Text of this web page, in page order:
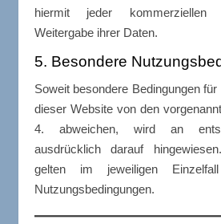
hiermit jeder kommerziellen
Weitergabe ihrer Daten.
5. Besondere
Soweit besondere Bedingungen
dieser Website von den
4. abweichen, wird an
ausdrücklich darauf
gelten im jeweiligen
Nutzungsbedingungen.